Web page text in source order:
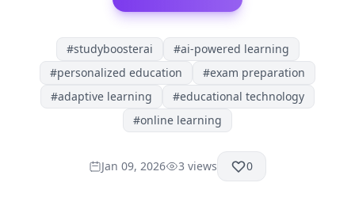
#studyboosterai #ai-powered learning
#personalized education #exam preparation
#adaptive learning #educational technology
#online learning
Jan 09, 2026 3 views 0